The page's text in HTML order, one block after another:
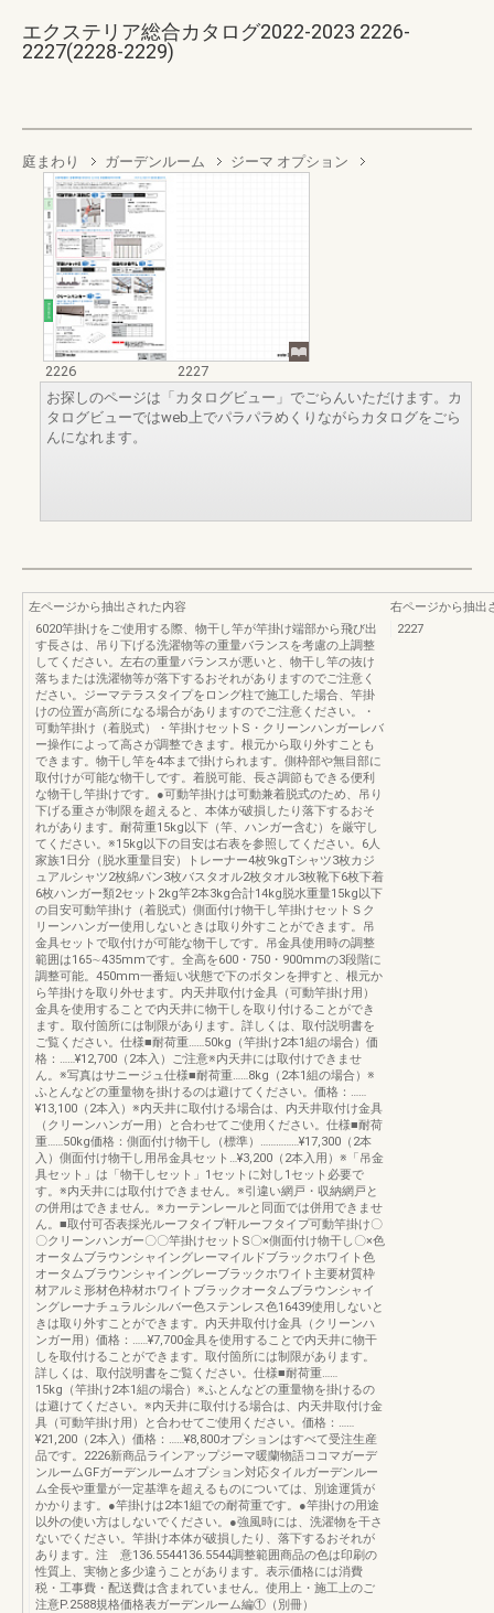
エクステリア総合カタログ2022-2023 2226-
2227(2228-2229)
庭まわり ガーデンルーム ジーマ オプション
2226
2227
お探しのページは「カタログビュー」でごらんいただけます。カ
タログビューではweb上でパラパラめくりながらカタログをごら
んになれます。
左ページから抽出された内容
6020竿掛けをご使用する際、物干し竿が竿掛け端部から飛び出
す長さは、吊り下げる洗濯物等の重量バランスを考慮の上調整
してください。左右の重量バランスが悪いと、物干し竿の抜け
落ちまたは洗濯物等が落下するおそれがありますのでご注意く
ださい。ジーマテラスタイプをロング柱で施工した場合、竿掛
けの位置が高所になる場合がありますのでご注意ください。・
可動竿掛け（着脱式）・竿掛けセットS・クリーンハンガーレバ
ー操作によって高さが調整できます。根元から取り外すことも
できます。物干し竿を4本まで掛けられます。側枠部や無目部に
取付けが可能な物干しです。着脱可能、長さ調節もできる便利
な物干し竿掛けです。●可動竿掛けは可動兼着脱式のため、吊り
下げる重さが制限を超えると、本体が破損したり落下するおそ
れがあります。耐荷重15kg以下（竿、ハンガー含む）を厳守し
てください。※15kg以下の目安は右表を参照してください。6人
家族1日分（脱水重量目安）トレーナー4枚9kgTシャツ3枚カジ
ュアルシャツ2枚綿パン3枚バスタオル2枚タオル3枚靴下6枚下着
6枚ハンガー類2セット2kg竿2本3kg合計14kg脱水重量15kg以下
の目安可動竿掛け（着脱式）側面付け物干し竿掛けセットＳク
リーンハンガー使用しないときは取り外すことができます。吊
金具セットで取付けが可能な物干しです。吊金具使用時の調整
範囲は165∼435mmです。全高を600・750・900mmの3段階に
調整可能。450mm一番短い状態で下のボタンを押すと、根元か
ら竿掛けを取り外せます。内天井取付け金具（可動竿掛け用）
金具を使用することで内天井に物干しを取り付けることができ
ます。取付箇所には制限があります。詳しくは、取付説明書を
ご覧ください。仕様■耐荷重……50kg（竿掛け2本1組の場合）価
格：……¥12,700（2本入）ご注意※内天井には取付けできませ
ん。※写真はサニージュ仕様■耐荷重……8kg（2本1組の場合）※
ふとんなどの重量物を掛けるのは避けてください。価格：……
¥13,100（2本入）※内天井に取付ける場合は、内天井取付け金具
（クリーンハンガー用）と合わせてご使用ください。仕様■耐荷
重……50kg価格：側面付け物干し（標準）……………¥17,300（2本
入）側面付け物干し用吊金具セット…¥3,200（2本入用）※「吊金
具セット」は「物干しセット」1セットに対し1セット必要で
す。※内天井には取付けできません。※引違い網戸・収納網戸と
の併用はできません。※カーテンレールと同面では併用できませ
ん。■取付可否表採光ルーフタイプ軒ルーフタイプ可動竿掛け〇
〇クリーンハンガー〇〇竿掛けセットS〇×側面付け物干し〇×色
オータムブラウンシャイングレーマイルドブラックホワイト色
オータムブラウンシャイングレーブラックホワイト主要材質枠
材アルミ形材色枠材ホワイトブラックオータムブラウンシャイ
ングレーナチュラルシルバー色ステンレス色16439使用しないと
きは取り外すことができます。内天井取付け金具（クリーンハ
ンガー用）価格：……¥7,700金具を使用することで内天井に物干
しを取付けることができます。取付箇所には制限があります。
詳しくは、取付説明書をご覧ください。仕様■耐荷重……
15kg（竿掛け2本1組の場合）※ふとんなどの重量物を掛けるの
は避けてください。※内天井に取付ける場合は、内天井取付け金
具（可動竿掛け用）と合わせてご使用ください。価格：……
¥21,200（2本入）価格：……¥8,800オプションはすべて受注生産
品です。2226新商品ラインアップジーマ暖蘭物語ココマガーデ
ンルームGFガーデンルームオプション対応タイルガーデンルー
ム全長や重量が一定基準を超えるものについては、別途運賃が
かかります。●竿掛けは2本1組での耐荷重です。●竿掛けの用途
以外の使い方はしないでください。●強風時には、洗濯物を干さ
ないでください。竿掛け本体が破損したり、落下するおそれが
あります。注 意136.5544136.5544調整範囲商品の色は印刷の
性質上、実物と多少違うことがあります。表示価格には消費
税・工事費・配送費は含まれていません。使用上・施工上のご
注意P.2588規格価格表ガーデンルーム編①（別冊）
右ページから抽出
2227